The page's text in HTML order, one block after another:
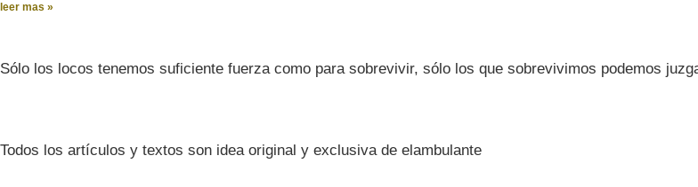
leer mas »
Sólo los locos tenemos suficiente fuerza como para sobrevivir, sólo los que sobrevivimos podemos
Todos los artículos y textos son idea original y exclusiva de elambulante